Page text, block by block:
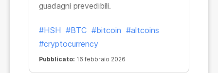
guadagni prevedibili.
#HSH #BTC #bitcoin #altcoins
#cryptocurrency
Pubblicato: 16 febbraio 2026